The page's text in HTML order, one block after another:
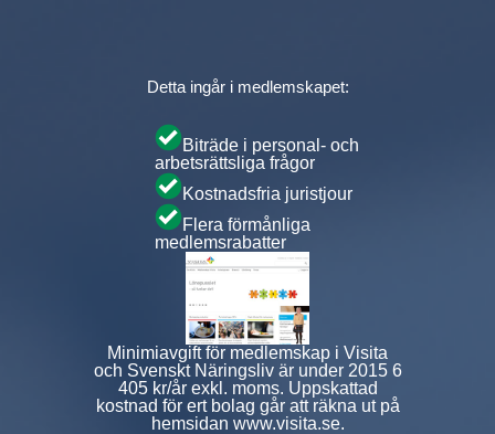
Detta ingår i medlemskapet:
Biträde i personal- och
arbetsrättsliga frågor
Kostnadsfria juristjour
Flera förmånliga
medlemsrabatter
Minimiavgift för medlemskap i Visita
och Svenskt Näringsliv är under 2015 6
405 kr/år exkl. moms. Uppskattad
kostnad för ert bolag går att räkna ut på
hemsidan www.visita.se.